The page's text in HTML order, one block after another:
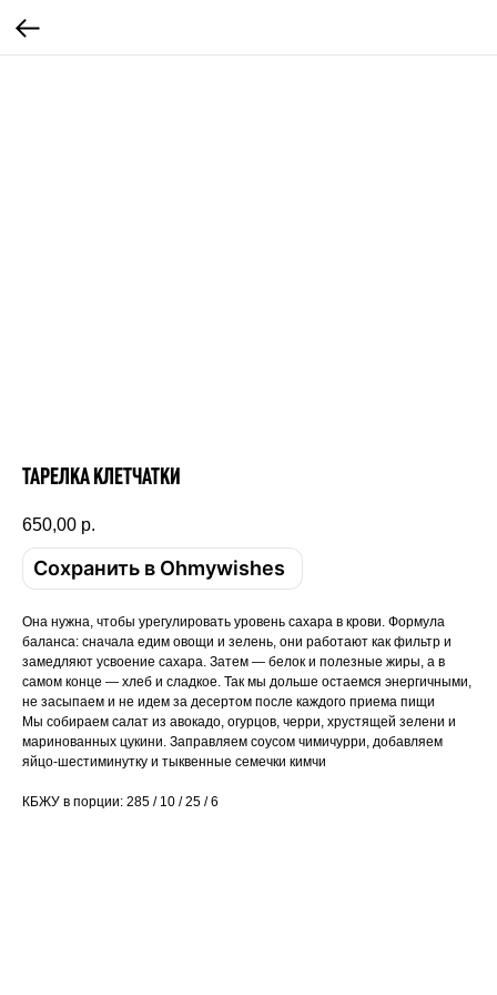
ТАРЕЛКА КЛЕТЧАТКИ
650,00 р.
Сохранить в Ohmywishes
Она нужна, чтобы урегулировать уровень сахара в крови. Формула
баланса: сначала едим овощи и зелень, они работают как фильтр и
замедляют усвоение сахара. Затем — белок и полезные жиры, а в
самом конце — хлеб и сладкое. Так мы дольше остаемся энергичными,
не засыпаем и не идем за десертом после каждого приема пищи
Мы собираем салат из авокадо, огурцов, черри, хрустящей зелени и
маринованных цукини. Заправляем соусом чимичурри, добавляем
яйцо-шестиминутку и тыквенные семечки кимчи
КБЖУ в порции: 285 / 10 / 25 / 6